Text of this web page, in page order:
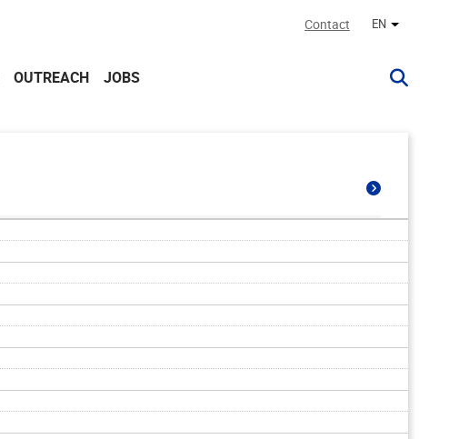
Contact EN Other
OUTREACH JOBS